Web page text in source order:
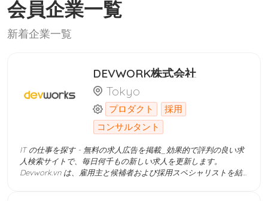
会員企業一覧
新着企業一覧
DEVWORK株式会社
Tokyo
プロダクト
採用
コンサルタント
IT の仕事を探す - 無料の求人広告を掲載_効果的で評判の良い求
人検索サイトで、毎日何千もの新しい求人を更新します。
Devwork.vn は、雇用主と候補者および採用スペシャリストを結